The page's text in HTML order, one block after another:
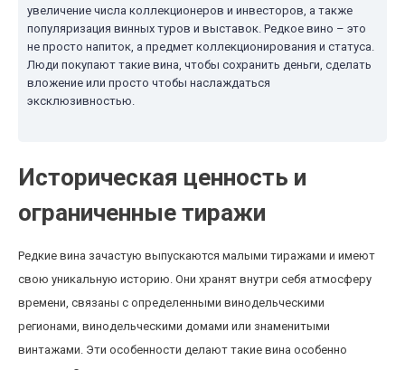
увеличение числа коллекционеров и инвесторов, а также
популяризация винных туров и выставок. Редкое вино – это
не просто напиток, а предмет коллекционирования и статуса.
Люди покупают такие вина, чтобы сохранить деньги, сделать
вложение или просто чтобы наслаждаться
эксклюзивностью.
Историческая ценность и
ограниченные тиражи
Редкие вина зачастую выпускаются малыми тиражами и имеют
свою уникальную историю. Они хранят внутри себя атмосферу
времени, связаны с определенными винодельческими
регионами, винодельческими домами или знаменитыми
винтажами. Эти особенности делают такие вина особенно